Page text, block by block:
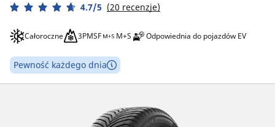
4.7/5 (20 recenzje)
Całoroczne 3PMSF M+S Odpowiednia do pojazdów EV
Pewność każdego dnia